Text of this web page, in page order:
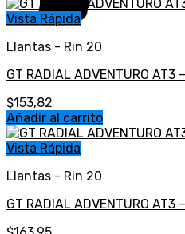
Vista Rápida
Llantas - Rin 20
GT RADIAL ADVENTURO AT3
$153,82
Añadir al carrito
Vista Rápida
Llantas - Rin 20
GT RADIAL ADVENTURO AT3